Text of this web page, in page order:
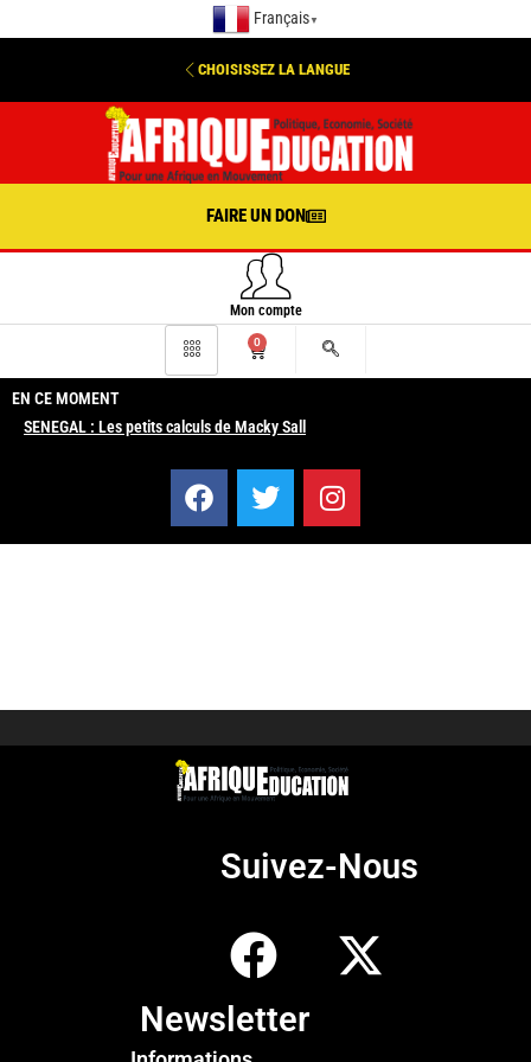
Français ▼
CHOISISSEZ LA LANGUE
FAIRE UN DON
Mon compte
0
EN CE MOMENT
SENEGAL : Les petits calculs de Macky Sall
Suivez-Nous
Newsletter